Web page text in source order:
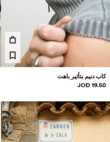
كاب دنيم بتأثير باهت
19.50 JOD